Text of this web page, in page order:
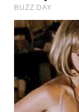
WAHANA
TV
WAHANANEWS
WAHANANEWS